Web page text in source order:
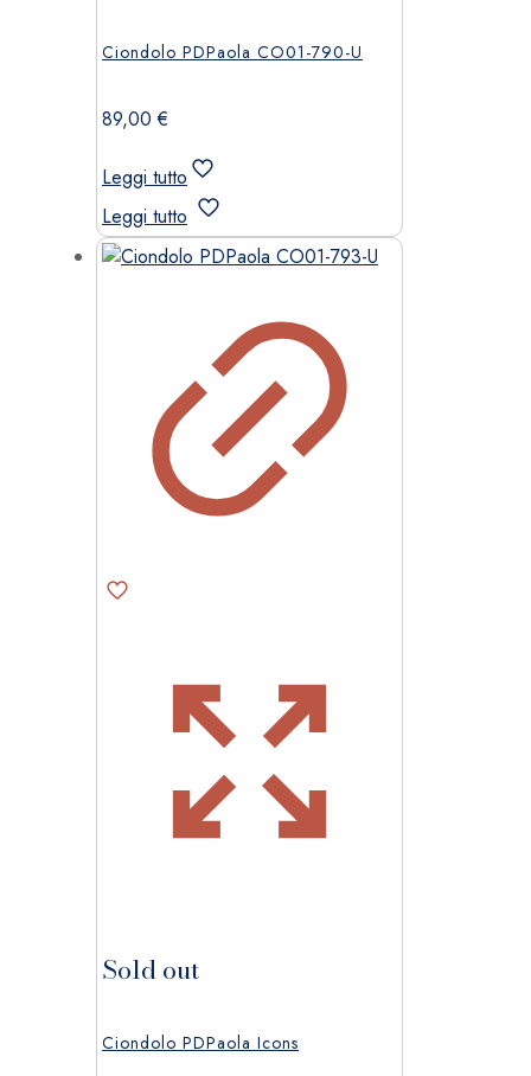
Ciondolo PDPaola CO01-790-U
89,00€
Leggi tutto
Leggi tutto
Sold out
Ciondolo PDPaola Icons